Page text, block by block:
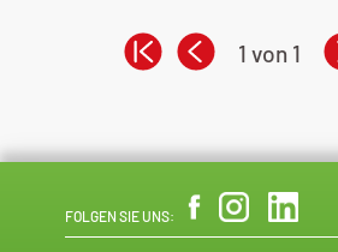
1 von 1
FOLGEN SIE UNS: